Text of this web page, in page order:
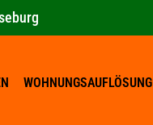
WOHNUNGSAUFLÖSUNG